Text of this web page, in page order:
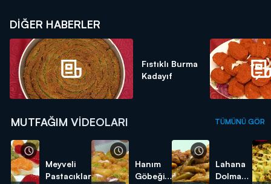
DIĞER HABERLER
Fıstıklı Burma
Kadayıf
MUTFAĞIM VIDEOLARI TÜMÜNÜ GÖR
Meyveli
Pastacıklar
Hanım
Göbeği
Lahana
Dolması